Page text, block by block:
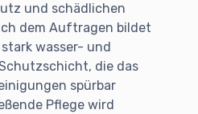
und schädlichen
dem Auftragen bildet
wasser- und
die das
spürbar
Pflege wird